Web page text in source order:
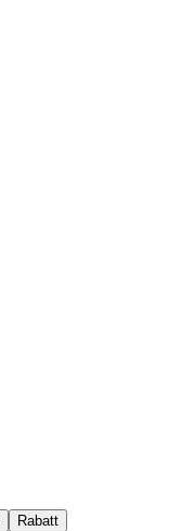
Rabatt